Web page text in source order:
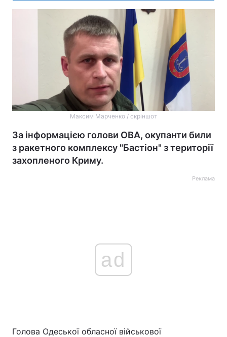
Максим Марченко / скріншот
За інформацією голови ОВА, окупанти били
з ракетного комплексу "Бастіон" з території
захопленого Криму.
Реклама
ad
Голова Одеської обласної військової